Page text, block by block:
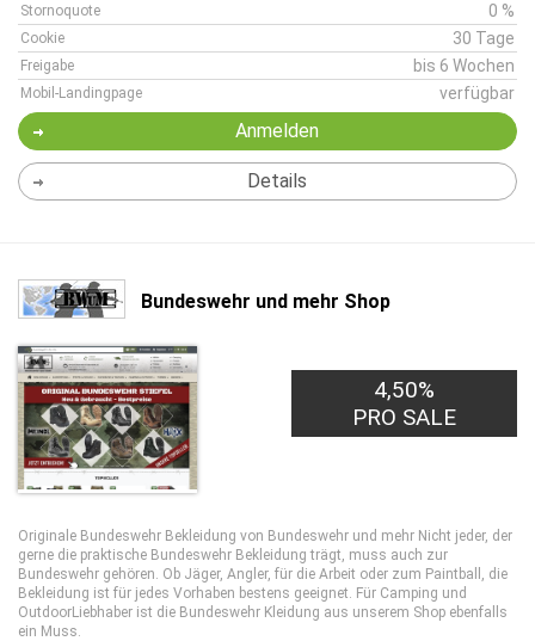
Stornoquote 0 %
Cookie 30 Tage
Freigabe bis 6 Wochen
Mobil-Landingpage verfügbar
Anmelden
Details
Bundeswehr und mehr Shop
4,50%
PRO SALE
Originale Bundeswehr Bekleidung von Bundeswehr und mehr Nicht jeder, der
gerne die praktische Bundeswehr Bekleidung trägt, muss auch zur
Bundeswehr gehören. Ob Jäger, Angler, für die Arbeit oder zum Paintball, die
Bekleidung ist für jedes Vorhaben bestens geeignet. Für Camping und
OutdoorLiebhaber ist die Bundeswehr Kleidung aus unserem Shop ebenfalls
ein Muss.